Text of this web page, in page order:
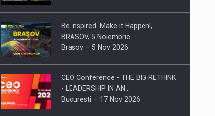
Be Inspired. Make it Happen!,
BRASOV, 5 Noiembrie
Brasov – 5 Nov 2026
CEO Conference - THE BIG RETHINK
- LEADERSHIP IN AN…
Bucuresti – 17 Nov 2026